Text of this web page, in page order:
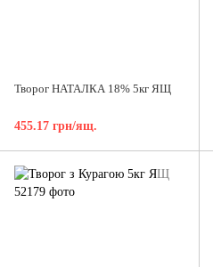
Творог НАТАЛКА 18% 5кг ЯЩ
455.17 грн/ящ.